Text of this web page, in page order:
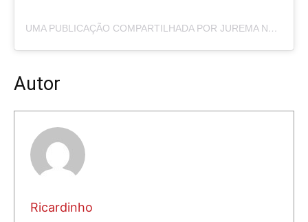
UMA PUBLICAÇÃO COMPARTILHADA POR JUREMA NEWS (@PORTALJUREMANEWS)
Autor
Ricardinho